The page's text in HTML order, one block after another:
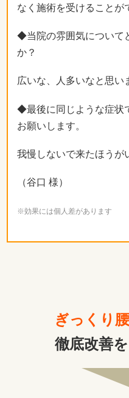
なく施術を受けることが
◆当院の雰囲気について
か？
広いな、人多いなと思い
◆最後に同じような症状
お願いします。
我慢しないで来たほうが
（谷口 様）
※効果には個人差があります
ぎっくり
徹底改善